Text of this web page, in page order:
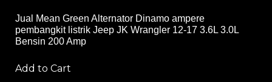
Jual Mean Green Alternator Dinamo ampere
pembangkit listrik Jeep JK Wrangler 12-17 3.6L 3.0L
Bensin 200 Amp
Add to Cart